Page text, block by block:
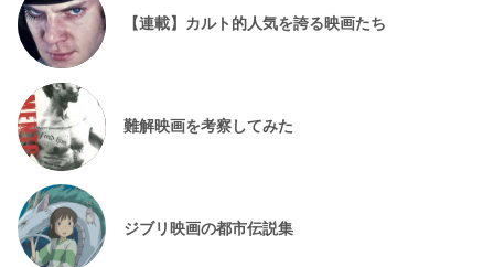
【連載】カルト的人気を誇る映画たち
難解映画を考察してみた
ジブリ映画の都市伝説集